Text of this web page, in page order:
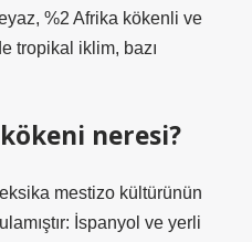
%2 Afrika kökenli ve
tropikal iklim, bazı
neresi?
mestizo kültürünün
İspanyol ve yerli